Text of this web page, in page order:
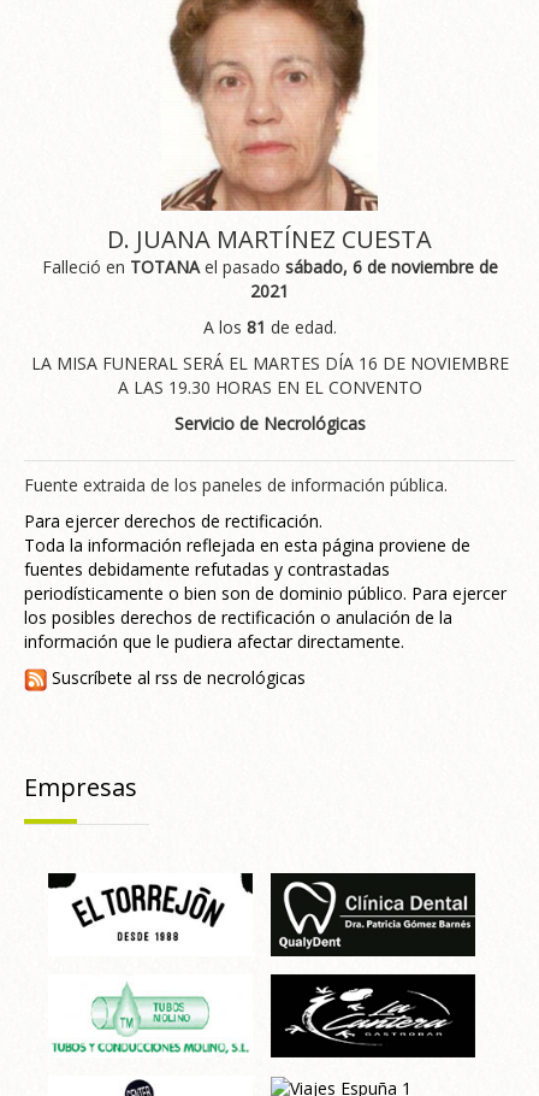
D. JUANA MARTÍNEZ CUESTA
Falleció en TOTANAel pasado sábado, 6 de noviembre de
2021
A los 81 de edad.
LA MISA FUNERAL SERÁ EL MARTES DÍA 16 DE NOVIEMBRE
A LAS 19.30 HORAS EN EL CONVENTO
Servicio de Necrológicas
Fuente extraida de los paneles de información pública.
Para ejercer derechos de rectificación.
Toda la información reflejada en esta página proviene de
fuentes debidamente refutadas y contrastadas
periodísticamente o bien son de dominio público. Para ejercer
los posibles derechos de rectificación o anulación de la
información que le pudiera afectar directamente.
Suscríbete al rss de necrológicas
Empresas